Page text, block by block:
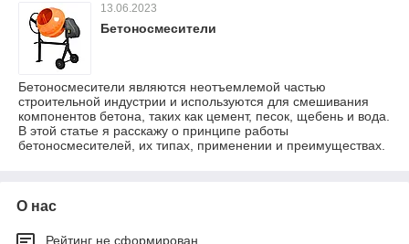
13.06.2023
Бетоносмесители
Бетоносмесители являются неотъемлемой частью
строительной индустрии и используются для смешивания
компонентов бетона, таких как цемент, песок, щебень и вода.
В этой статье я расскажу о принципе работы
бетоносмесителей, их типах, применении и преимуществах.
О нас
Рейтинг не сформирован